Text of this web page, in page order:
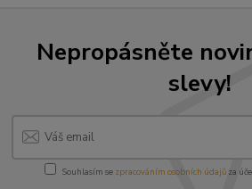
Nepropásněte
slevy!
Souhlasím se zpracováním osobních údajůza